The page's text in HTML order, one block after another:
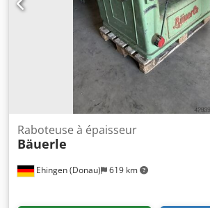
Ehingen (Donau) 619 km
Raboteuse à épaisseur
Bäuerle